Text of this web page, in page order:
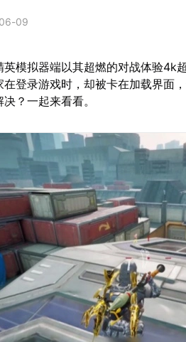
09
英模拟器端以其超燃的对战体验4k
在登录游戏时，却被卡在加载界面
？一起来看看。